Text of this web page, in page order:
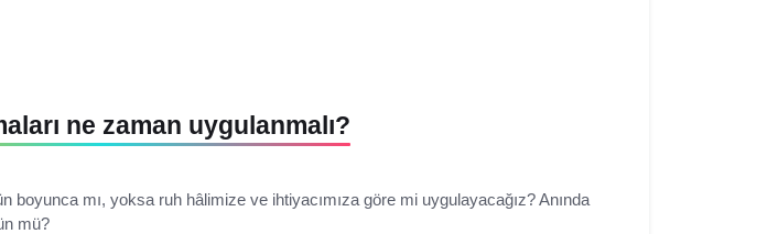
ne zaman uygulanmalı?
boyunca mı, yoksa ruh hâlimize ve ihtiyacımıza göre mi uygulayacağız? Anında
mü?